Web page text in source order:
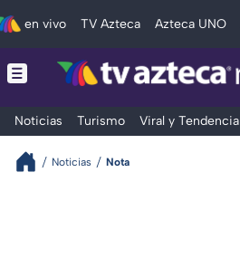
en vivo TV Azteca Azteca UNO
Noticias Turismo Viral y Tendencia
Noticias Nota